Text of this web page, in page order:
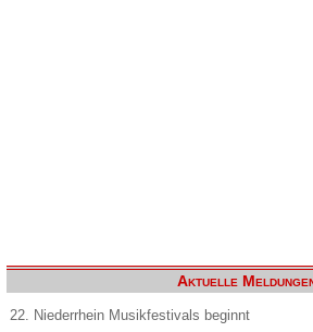
Aktuelle
22. Niederrhein Musikfestivals beginnt